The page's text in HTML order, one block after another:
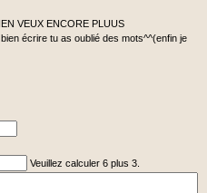
VEUX ENCORE PLUUS
écrire tu as oublié des mots^^(enfin je
Veuillez calculer 6 plus 3.